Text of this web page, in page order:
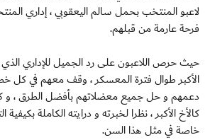
لاعبو المنتخب بحمل سالم اليعقوبي ، إداري
فرحة عارمة من قبلهم.
حيث حرص اللاعبون على رد الجميل للإداري الذي
الأكبر طوال فترة المعسكر ، وقف معهم في كل
دعمهم و حل جميع معضلاتهم بأفضل الطرق ، و
كالأخ الأكبر ، نظرا لخبرته و درايته الكاملة بكيفية
خاصة في مثل هذا السن.